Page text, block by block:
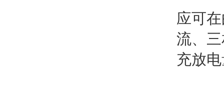
应可
流、
充放